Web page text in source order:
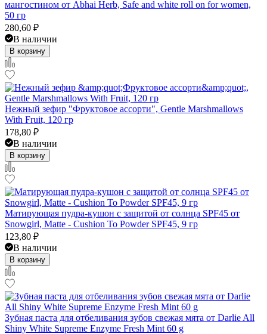
мангостином от Abhai Herb, Safe and white roll on for women,
50 гр
280,60 ₽
В наличии
В корзину
Нежный зефир "Фруктовое ассорти", Gentle Marshmallows
With Fruit, 120 гр
178,80 ₽
В наличии
В корзину
Матирующая пудра-кушон с защитой от солнца SPF45 от
Snowgirl, Matte - Cushion To Powder SPF45, 9 гр
123,80 ₽
В наличии
В корзину
Зубная паста для отбеливания зубов свежая мята от Darlie All
Shiny White Supreme Enzyme Fresh Mint 60 g